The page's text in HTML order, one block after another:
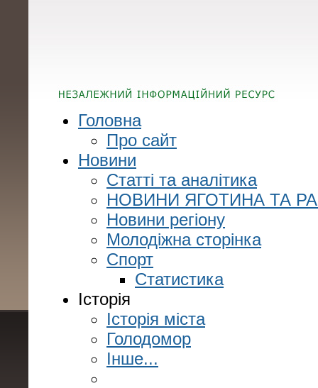
Головна
Про сайт
Новини
Статті та аналітика
НОВИНИ ЯГОТИНА ТА
Новини регіону
Молодіжна сторінка
Спорт
Статистика
Історія
Історія міста
Голодомор
Інше...